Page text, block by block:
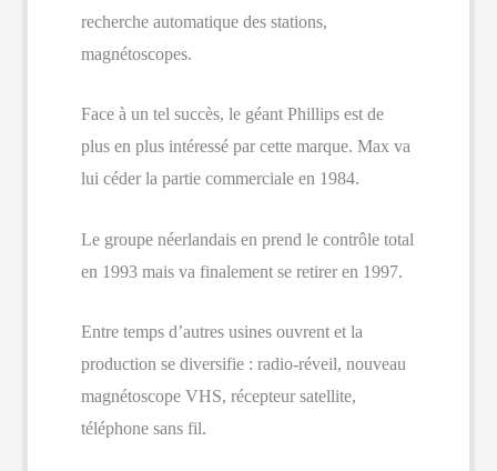
recherche automatique des stations,
magnétoscopes.
Face à un tel succès, le géant Phillips est de
plus en plus intéressé par cette marque. Max va
lui céder la partie commerciale en 1984.
Le groupe néerlandais en prend le contrôle total
en 1993 mais va finalement se retirer en 1997.
Entre temps d’autres usines ouvrent et la
production se diversifie : radio-réveil, nouveau
magnétoscope VHS, récepteur satellite,
téléphone sans fil.